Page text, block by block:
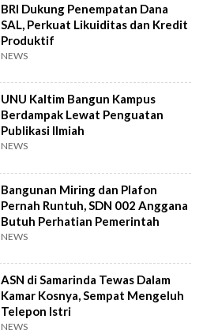
BRI Dukung Penempatan Dana
SAL, Perkuat Likuiditas dan Kredit
Produktif
NEWS
UNU Kaltim Bangun Kampus
Berdampak Lewat Penguatan
Publikasi Ilmiah
NEWS
Bangunan Miring dan Plafon
Pernah Runtuh, SDN 002 Anggana
Butuh Perhatian Pemerintah
NEWS
ASN di Samarinda Tewas Dalam
Kamar Kosnya, Sempat Mengeluh
Telepon Istri
NEWS